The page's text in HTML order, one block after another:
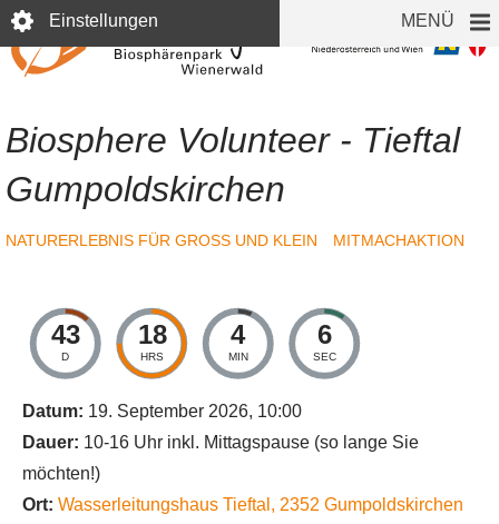
Direkt
zum
Inhalt
Einstellungen MENÜ
Biosphere Volunteer - Tieftal
Gumpoldskirchen
NATURERLEBNIS FÜR GROSS UND KLEIN MITMACHAKTION
43
D
18
HRS
4
MIN
6
SEC
Datum: 19. September 2026, 10:00
Dauer: 10-16 Uhr inkl. Mittagspause (so lange Sie
möchten!)
Ort: Wasserleitungshaus Tieftal , 2352 Gumpoldskirchen